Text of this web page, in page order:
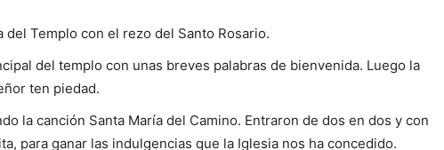
Templo con el rezo del Santo Rosario.
del templo con unas breves palabras de bienvenida. Luego la
ten piedad.
la canción Santa María del Camino. Entraron de dos en dos y con
para ganar las indulgencias que la Iglesia nos ha concedido.